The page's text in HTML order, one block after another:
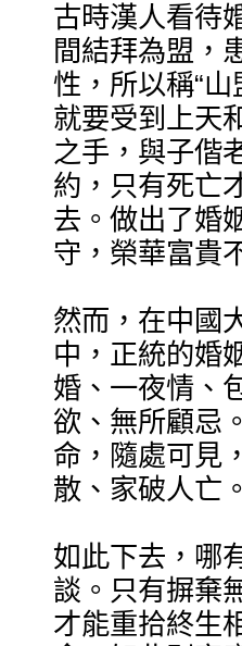
古時漢人看待
間結拜為盟，
性，所以稱“
就要受到上天
之手，與子偕
約，只有死亡
去。做出了婚
守，榮華富貴
然而，在中國
中，正統的婚
婚、一夜情、
欲、無所顧忌
命，隨處可見
散、家破人亡
如此下去，哪
談。只有摒棄
才能重拾終生